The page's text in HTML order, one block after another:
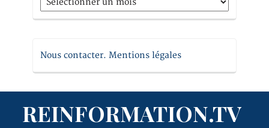
Nous contacter. Mentions légales
REINFORMATION.TV